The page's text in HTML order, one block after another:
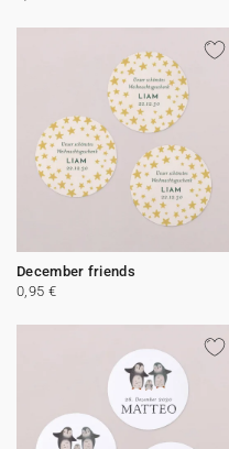
December friends
0,95 €